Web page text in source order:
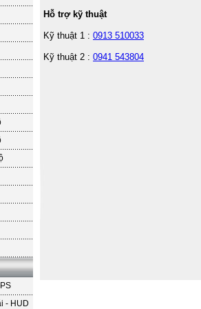
- HUD
Hỗ trợ kỹ thuật
Kỹ thuật 1 : 0913 510033
Kỹ thuật 2 : 0941 543804